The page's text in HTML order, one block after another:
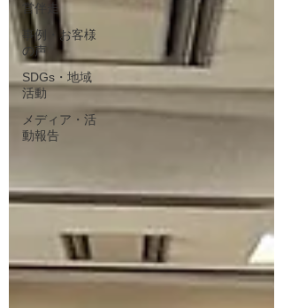
営伴走
事例・お客様
の声
SDGs・地域
活動
メディア・活
動報告